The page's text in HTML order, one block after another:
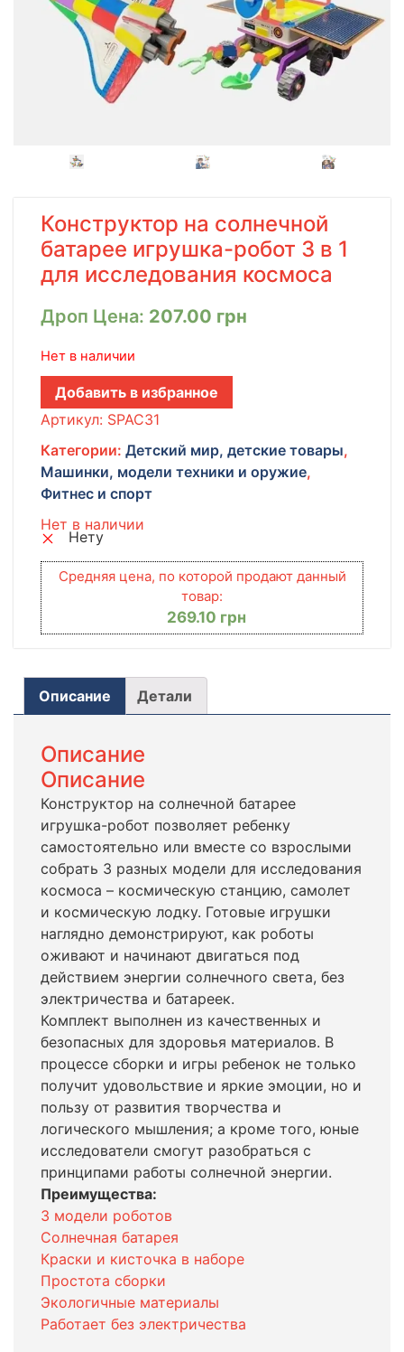
Конструктор на солнечной
батарее игрушка-робот 3 в 1
для исследования космоса
Дроп Цена: 207.00 грн
Нет в наличии
Добавить в избранное
Артикул: SPAC31
Категории: Детский мир, детские товары,
Машинки, модели техники и оружие,
Фитнес и спорт
Нет в наличии
Нету
Средняя цена, по которой продают данный
товар:
269.10 грн
Описание Детали
Описание
Описание
Конструктор на солнечной батарее
игрушка-робот позволяет ребенку
самостоятельно или вместе со взрослыми
собрать 3 разных модели для исследования
космоса – космическую станцию, самолет
и космическую лодку. Готовые игрушки
наглядно демонстрируют, как роботы
оживают и начинают двигаться под
действием энергии солнечного света, без
электричества и батареек.
Комплект выполнен из качественных и
безопасных для здоровья материалов. В
процессе сборки и игры ребенок не только
получит удовольствие и яркие эмоции, но и
пользу от развития творчества и
логического мышления; а кроме того, юные
исследователи смогут разобраться с
принципами работы солнечной энергии.
Преимущества:
3 модели роботов
Солнечная батарея
Краски и кисточка в наборе
Простота сборки
Экологичные материалы
Работает без электричества